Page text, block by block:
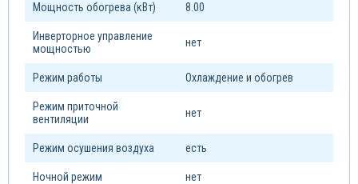
Мощность обогрева (кВт) 8.00
Инверторное управление
мощностью
нет
Режим работы Охлаждение и обогрев
Режим приточной
вентиляции
нет
Режим осушения воздуха есть
Ночной режим нет